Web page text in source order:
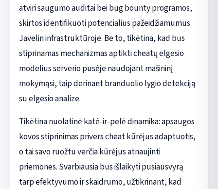
atviri saugumo auditai bei bug bounty programos,
skirtos identifikuoti potencialius pažeidžiamumus
Javelin infrastruktūroje. Be to, tikėtina, kad bus
stiprinamas mechanizmas aptikti cheatų elgesio
modelius serverio pusėje naudojant mašininį
mokymąsi, taip derinant branduolio lygio detekciją
su elgesio analize.
Tikėtina nuolatinė katė-ir-pelė dinamika: apsaugos
kovos stiprinimas privers cheat kūrėjus adaptuotis,
o tai savo ruožtu verčia kūrėjus atnaujinti
priemones. Svarbiausia bus išlaikyti pusiausvyrą
tarp efektyvumo ir skaidrumo, užtikrinant, kad